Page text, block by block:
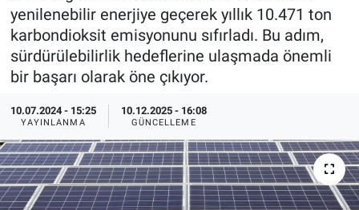
yenilenebilir enerjiye geçerek yıllık 10.471 ton
karbondioksit emisyonunu sıfırladı. Bu adım,
sürdürülebilirlik hedeflerine ulaşmada önemli
bir başarı olarak öne çıkıyor.
10.07.2024 - 15:25
YAYINLANMA
10.12.2025 - 16:08
GÜNCELLEME
EndüstriST
Enerjisini Üreten Fabrikalar
Endüstri 4.0 Uygulamaları
Ağır Sanayi Çözümleri